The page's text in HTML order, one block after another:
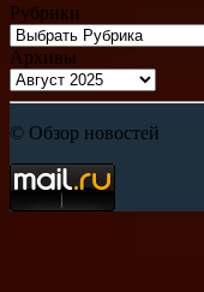
Рубрики
Архивы
© Обзор новостей